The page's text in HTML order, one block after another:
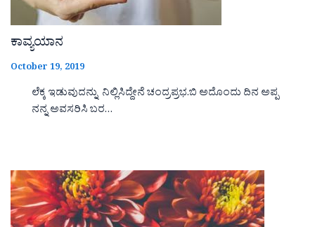
ಕಾವ್ಯಯಾನ
October 19, 2019
ಲೆಕ್ಕ ಇಡುವುದನ್ನು ನಿಲ್ಲಿಸಿದ್ದೇನೆ ಚಂದ್ರಪ್ರಭ.ಬಿ ಅದೊಂದು ದಿನ ಅಪ್ಪ
ನನ್ನ ಅವಸರಿಸಿ ಬರ…